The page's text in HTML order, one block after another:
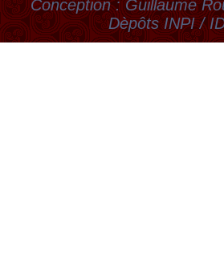
Conception : Guillaume
Dèpôts INPI /